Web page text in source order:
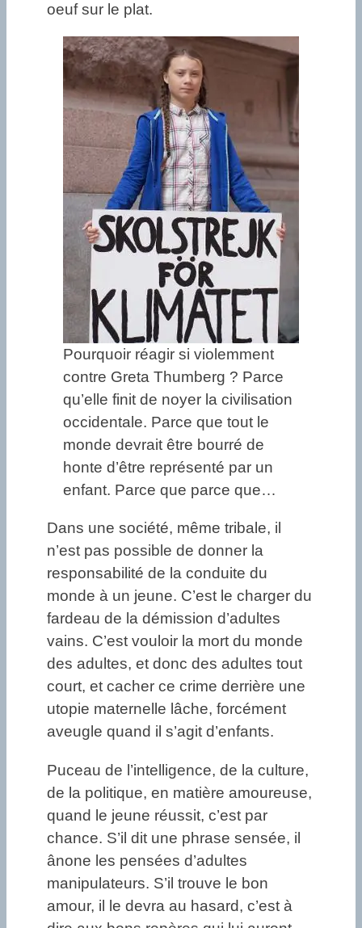
oeuf sur le plat.
Pourquoir réagir si violemment
contre Greta Thumberg ? Parce
qu’elle finit de noyer la civilisation
occidentale. Parce que tout le
monde devrait être bourré de
honte d’être représenté par un
enfant. Parce que parce que…
Dans une société, même tribale, il
n’est pas possible de donner la
responsabilité de la conduite du
monde à un jeune. C’est le charger du
fardeau de la démission d’adultes
vains. C’est vouloir la mort du monde
des adultes, et donc des adultes tout
court, et cacher ce crime derrière une
utopie maternelle lâche, forcément
aveugle quand il s’agit d’enfants.
Puceau de l’intelligence, de la culture,
de la politique, en matière amoureuse,
quand le jeune réussit, c’est par
chance. S’il dit une phrase sensée, il
ânone les pensées d’adultes
manipulateurs. S’il trouve le bon
amour, il le devra au hasard, c’est à